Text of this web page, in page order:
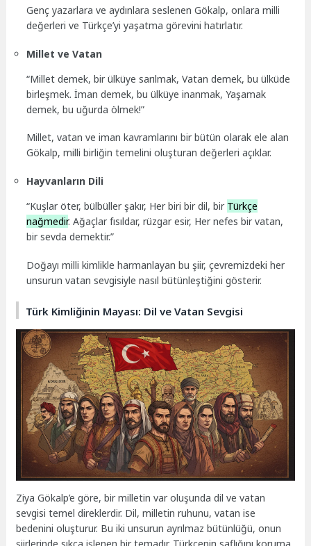
Genç yazarlara ve aydınlara seslenen Gökalp, onlara milli
değerleri ve Türkçe’yi yaşatma görevini hatırlatır.
Millet ve Vatan
“Millet demek, bir ülküye sarılmak, Vatan demek, bu ülküde
birleşmek. İman demek, bu ülküye inanmak, Yaşamak
demek, bu uğurda ölmek!”
Millet, vatan ve iman kavramlarını bir bütün olarak ele alan
Gökalp, milli birliğin temelini oluşturan değerleri açıklar.
Hayvanların Dili
“Kuşlar öter, bülbüller şakır, Her biri bir dil, bir Türkçe
nağmedir. Ağaçlar fısıldar, rüzgar esir, Her nefes bir vatan,
bir sevda demektir.”
Doğayı milli kimlikle harmanlayan bu şiir, çevremizdeki her
unsurun vatan sevgisiyle nasıl bütünleştiğini gösterir.
Türk Kimliğinin Mayası: Dil ve Vatan Sevgisi
Ziya Gökalp’e göre, bir milletin var oluşunda dil ve vatan
sevgisi temel direklerdir. Dil, milletin ruhunu, vatan ise
bedenini oluşturur. Bu iki unsurun ayrılmaz bütünlüğü, onun